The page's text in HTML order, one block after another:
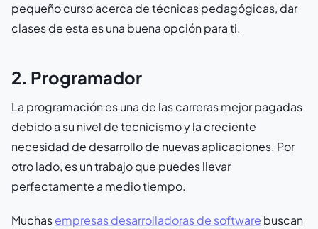
pequeño curso acerca de técnicas pedagógicas, dar
clases de esta es una buena opción para ti.
2. Programador
La programación es una de las carreras mejor pagadas
debido a su nivel de tecnicismo y la creciente
necesidad de desarrollo de nuevas aplicaciones. Por
otro lado, es un trabajo que puedes llevar
perfectamente a medio tiempo.
Muchasempresas desarrolladoras de software buscan